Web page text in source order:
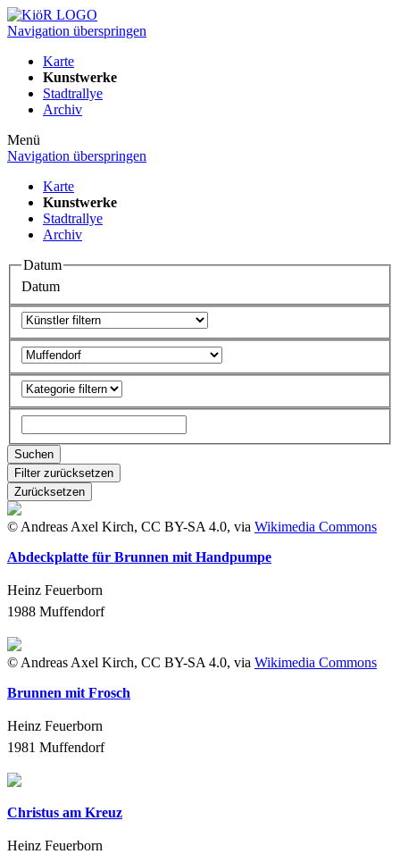
Navigation überspringen
Karte
Kunstwerke
Stadtrallye
Archiv
Menü
Navigation überspringen
Karte
Kunstwerke
Stadtrallye
Archiv
Datum
Datum
Suchen
Filter zurücksetzen
Zurücksetzen
© Andreas Axel Kirch, CC BY-SA 4.0, via Wikimedia Commons
Abdeckplatte für Brunnen mit Handpumpe
Heinz Feuerborn
1988 Muffendorf
© Andreas Axel Kirch, CC BY-SA 4.0, via Wikimedia Commons
Brunnen mit Frosch
Heinz Feuerborn
1981 Muffendorf
Christus am Kreuz
Heinz Feuerborn